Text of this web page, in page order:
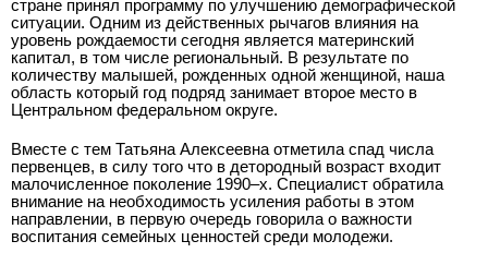
стране принял программу по улучшению демографической
ситуации. Одним из действенных рычагов влияния на
уровень рождаемости сегодня является материнский
капитал, в том числе региональный. В результате по
количеству малышей, рожденных одной женщиной, наша
область который год подряд занимает второе место в
Центральном федеральном округе.
Вместе с тем Татьяна Алексеевна отметила спад числа
первенцев, в силу того что в детородный возраст входит
малочисленное поколение 1990–х. Специалист обратила
внимание на необходимость усиления работы в этом
направлении, в первую очередь говорила о важности
воспитания семейных ценностей среди молодежи.